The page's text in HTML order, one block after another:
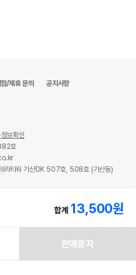
합계 13,500원
판매중지
/제휴 문의 공지사항
보확인
호
라타워 가산DK 507호, 508호 (가산동)